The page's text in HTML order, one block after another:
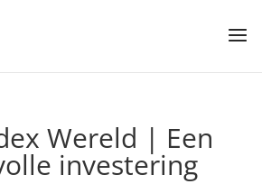
Wereld | Een
investering